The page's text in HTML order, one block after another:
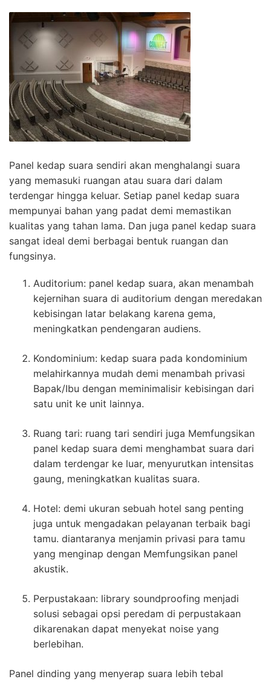
Panel kedap suara sendiri akan menghalangi suara
yang memasuki ruangan atau suara dari dalam
terdengar hingga keluar. Setiap panel kedap suara
mempunyai bahan yang padat demi memastikan
kualitas yang tahan lama. Dan juga panel kedap suara
sangat ideal demi berbagai bentuk ruangan dan
fungsinya.
Auditorium: panel kedap suara, akan menambah
kejernihan suara di auditorium dengan meredakan
kebisingan latar belakang karena gema,
meningkatkan pendengaran audiens.
Kondominium: kedap suara pada kondominium
melahirkannya mudah demi menambah privasi
Bapak/Ibu dengan meminimalisir kebisingan dari
satu unit ke unit lainnya.
Ruang tari: ruang tari sendiri juga Memfungsikan
panel kedap suara demi menghambat suara dari
dalam terdengar ke luar, menyurutkan intensitas
gaung, meningkatkan kualitas suara.
Hotel: demi ukuran sebuah hotel sang penting
juga untuk mengadakan pelayanan terbaik bagi
tamu. diantaranya menjamin privasi para tamu
yang menginap dengan Memfungsikan panel
akustik.
Perpustakaan: library soundproofing menjadi
solusi sebagai opsi peredam di perpustakaan
dikarenakan dapat menyekat noise yang
berlebihan.
Panel dinding yang menyerap suara lebih tebal